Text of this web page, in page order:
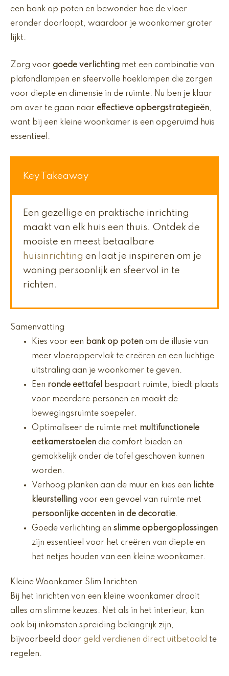
een bank op poten en bewonder hoe de vloer
eronder doorloopt, waardoor je woonkamer groter
lijkt.
Zorg voor goede verlichting met een combinatie van
plafondlampen en sfeervolle hoeklampen die zorgen
voor diepte en dimensie in de ruimte. Nu ben je klaar
om over te gaan naar effectieve opbergstrategieën,
want bij een kleine woonkamer is een opgeruimd huis
essentieel.
Key Takeaway
Een gezellige en praktische inrichting
maakt van elk huis een thuis. Ontdek de
mooiste en meest betaalbare
huisinrichting en laat je inspireren om je
woning persoonlijk en sfeervol in te
richten.
Samenvatting
Kies voor een bank op poten om de illusie van
meer vloeroppervlak te creëren en een luchtige
uitstraling aan je woonkamer te geven.
Een ronde eettafel
bespaart ruimte, biedt plaats
voor meerdere personen en maakt de
bewegingsruimte soepeler.
Optimaliseer de ruimte met multifunctionele
eetkamerstoelen die comfort bieden en
gemakkelijk onder de tafel geschoven kunnen
worden.
Verhoog planken aan de muur en kies een
lichte
kleurstelling voor een gevoel van ruimte met
persoonlijke accenten in de decoratie.
Goede verlichting en slimme opbergoplossingen
zijn essentieel voor het creëren van diepte en
het netjes houden van een kleine woonkamer.
Kleine Woonkamer Slim Inrichten
Bij het inrichten van een kleine woonkamer draait
alles om slimme keuzes. Net als in het interieur, kan
ook bij inkomsten spreiding belangrijk zijn,
bijvoorbeeld door geld verdienen direct uitbetaald te
regelen.